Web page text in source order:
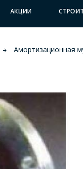
АКЦИИ
Амортизационная